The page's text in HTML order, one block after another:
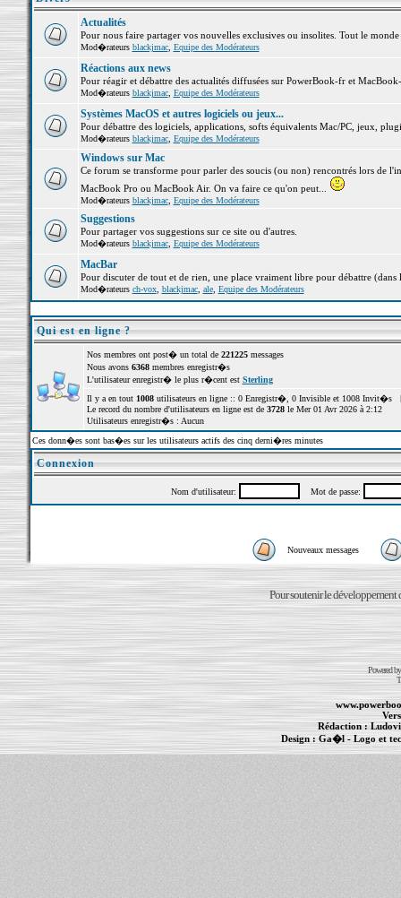
Actualités
Pour nous faire partager vos nouvelles exclusives ou insolites. Tout le
Mod�rateurs blackjmac, Equipe des Modérateurs
Réactions aux news
Pour réagir et débattre des actualités diffusées sur PowerBook-fr et
Mod�rateurs blackjmac, Equipe des Modérateurs
Systèmes MacOS et autres logiciels ou jeux...
Pour débattre des logiciels, applications, softs équivalents Mac/PC, jeux,
Mod�rateurs blackjmac, Equipe des Modérateurs
Windows sur Mac
Ce forum se transforme pour parler des soucis (ou non) rencontrés lors de
MacBook Pro ou MacBook Air. On va faire ce qu'on peut...
Mod�rateurs blackjmac, Equipe des Modérateurs
Suggestions
Pour partager vos suggestions sur ce site ou d'autres.
Mod�rateurs blackjmac, Equipe des Modérateurs
MacBar
Pour discuter de tout et de rien, une place vraiment libre pour débattre (dans
Mod�rateurs ch-vox, blackjmac, ale, Equipe des Modérateurs
Qui est en ligne ?
Nos membres ont post� un total de 221225messages
Nous avons 6368membres enregistr�s
L'utilisateur enregistr� le plus r�cent est Sterling
Il y a en tout 1008utilisateurs en ligne :: 0 Enregistr�, 0 Invisible et 1008 Invit�s
Le record du nombre d'utilisateurs en ligne est de 3728le Mer 01 Avr 2026 à 2:12
Utilisateurs enregistr�s : Aucun
Ces donn�es sont bas�es sur les utilisateurs actifs des cinq derni�res minutes
Connexion
Nom d'utilisateur: Mot de passe:
Nouveaux messages
Pour soutenir le développement
Powered
Rédaction :
Design : Ga�l- Logo et